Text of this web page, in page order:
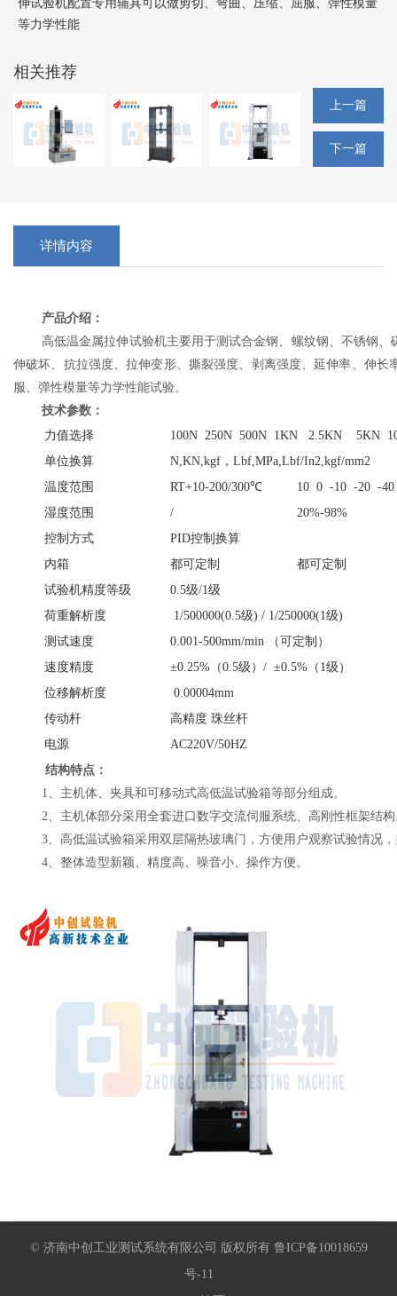
伸试验机配置专用辅具可以做剪切、弯曲、压缩、屈服、弹性模量
等力学性能
相关推荐
上一篇
下一篇
详情内容
产品介绍：
高低温金属拉伸试验机主要用于测试合金钢、螺纹钢、不锈钢
伸破坏、抗拉强度、拉伸变形、撕裂强度、剥离强度、延伸率、伸
服、弹性模量等力学性能试验。
技术参数：
力值选择
100N 250N 500N 1KN 2.5KN 5KN
单位换算
N,KN,kgf，Lbf,MPa,Lbf/In2,kgf/mm2
温度范围
RT+10-200/300℃
10 0 -10 -20 -
湿度范围
/
20%-98%
控制方式
PID控制换算
内箱
都可定制
都可定制
试验机精度等级
0.5级/1级
荷重解析度
1/500000(0.5级) / 1/250000(1级)
测试速度
0.001-500mm/min （可定制）
速度精度
±0.25%（0.5级）/ ±0.5%（1级）
位移解析度
0.00004mm
传动杆
高精度 珠丝杆
电源
AC220V/50HZ
结构特点：
1、主机体、夹具和可移动式高低温试验箱等部分组成。
2、主机体部分采用全套进口数字交流伺服系统、高刚性框架结
3、高低温试验箱采用双层隔热玻璃门，方便用户观察试验情况
4、整体造型新颖、精度高、噪音小、操作方便。
© 济南中创工业测试系统有限公司 版权所有 鲁ICP备10018659
号-11